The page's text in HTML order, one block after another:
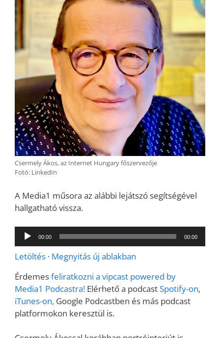
Csermely Ákos, az Internet Hungary főszervezője
Fotó: LinkedIn
A Media1 műsora az alábbi lejátszó segítségével
hallgatható vissza.
Audió
lejátszó
00:00 00:00
Letöltés · Megnyitás új ablakban
Érdemesfeliratkozni a vipcast powered by
Media1 Podcastra! Elérhető a podcastSpotify-on,
iTunes-on, Google Podcastben és más podcast
platformokon keresztül is.